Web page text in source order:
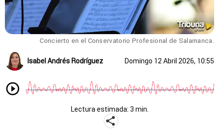
Concierto en el Conservatorio Profesional de Salamanca.
Isabel Andrés Rodríguez Domingo 12 Abril 2026, 10:55
Lectura estimada: 3 min.